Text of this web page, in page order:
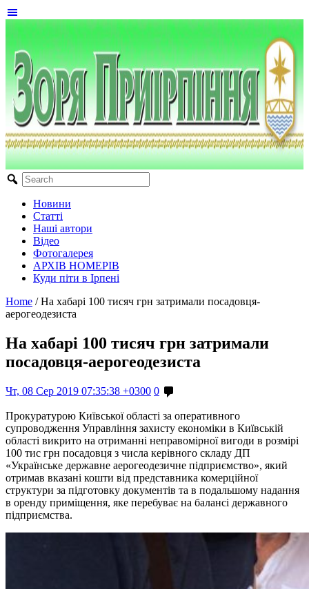
Новини
Статті
Наші автори
Відео
Фотогалерея
АРХІВ НОМЕРІВ
Куди піти в Ірпені
Home / На хабарі 100 тисяч грн затримали посадовця-
аерогеодезиста
На хабарі 100 тисяч грн затримали
посадовця-аерогеодезиста
Чт, 08 Сер 2019 07:35:38 +0300 0
Прокуратурою Київської області за оперативного
супроводження Управління захисту економіки в Київській
області викрито на отриманні неправомірної вигоди в розмірі
100 тис грн посадовця з числа керівного складу ДП
«Українське державне аерогеодезичне підприємство», який
отримав вказані кошти від представника комерційної
структури за підготовку документів та в подальшому надання
в оренду приміщення, яке перебуває на балансі державного
підприємства.